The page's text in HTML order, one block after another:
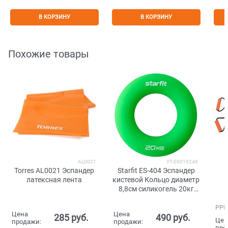
В КОРЗИНУ В КОРЗИНУ
Похожие товары
AL0021
Torres AL0021 Эспандер
латексная лента
Цена
продажи:
285 руб.
УТ-00019246
Starfit ES-404 Эспандер
кистевой Кольцо диаметр
8,8см силикогель 20кг
Цена
продажи:
490 руб.